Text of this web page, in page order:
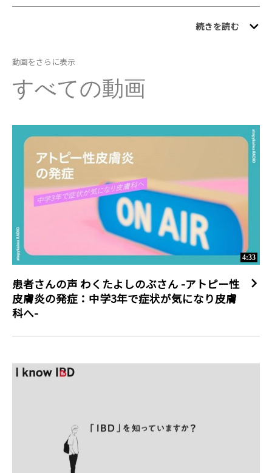
続きを読む
動画をさらに表示
すべての動画
4:33
患者さんの声 わくたよしのぶさん -アトピー性
皮膚炎の発症：中学3年で症状が気になり皮膚
科へ-